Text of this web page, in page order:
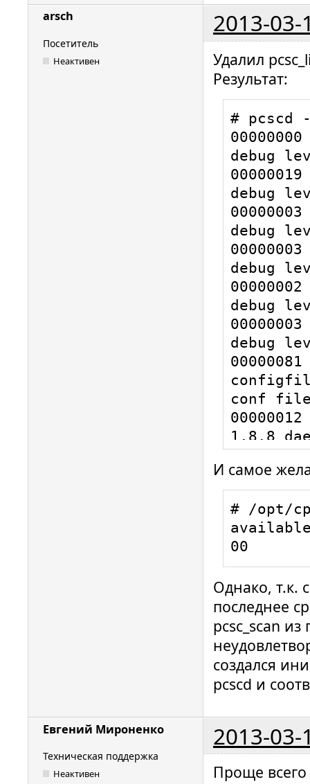
arsch 2013-03-
Посетитель
Неактивен
Удалил
Результат:
# pcscd
debug
debug
debug
debug
debug
debug
00000081
conf
1.8.8
00039374
for a
path: /
00000094
for a
path: /
00000093
for a
path: /
00000097
for a
path: /
00000090
И самое
# /opt/
00
Однако, т.к.
последнее
pcsc_scan
создался
pcscd и
Евгений Мироненко 2013-03-
Техническая поддержка
Неактивен
Проще